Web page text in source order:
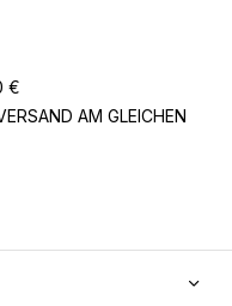
€
AM GLEICHEN